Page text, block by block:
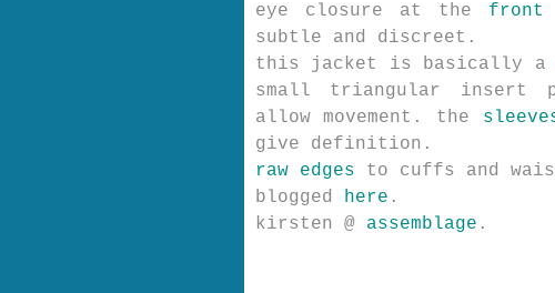
eye closure at the front
subtle and discreet.
this jacket is basically a
small triangular insert
allow movement. the
give definition.
raw edges to cuffs and
blogged here .
kirsten @ assemblage .